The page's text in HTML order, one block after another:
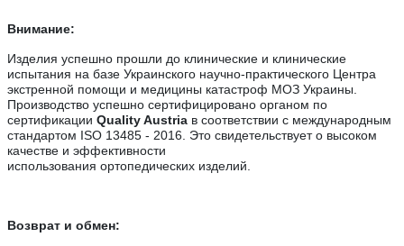
Внимание:
Изделия успешно прошли до клинические и клинические
испытания на базе Украинского научно-практического Центра
экстренной помощи и медицины катастроф МОЗ Украины
Производство успешно сертифицировано органом по
сертификации Quality Austria в соответствии с международным
стандартом ISO 13485 - 2016. Это свидетельствует о высоком
качестве и эффективности
использования ортопедических изделий.
Возврат и обмен: